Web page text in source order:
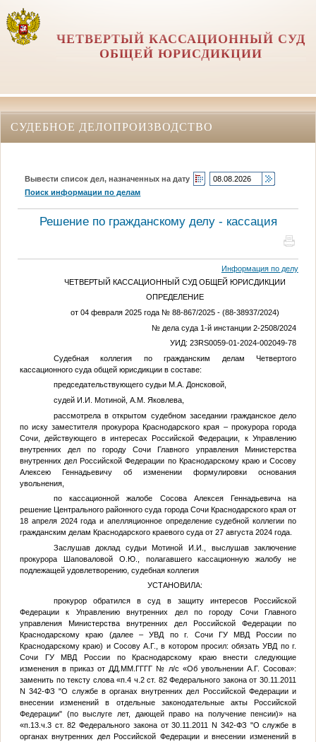
ЧЕТВЕРТЫЙ КАССАЦИОННЫЙ СУД
ОБЩЕЙ ЮРИСДИКЦИИ
СУДЕБНОЕ ДЕЛОПРОИЗВОДСТВО
Вывести список дел, назначенных на дату
Поиск информации по делам
Решение по гражданскому делу - кассация
Информация по делу
ЧЕТВЕРТЫЙ КАССАЦИОННЫЙ СУД ОБЩЕЙ ЮРИСДИКЦИИ
ОПРЕДЕЛЕНИЕ
от 04 февраля 2025 года № 88-867/2025 - (88-38937/2024)
№ дела суда 1-й инстанции 2-2508/2024
УИД: 23RS0059-01-2024-002049-78
Судебная коллегия по гражданским делам Четвертого
кассационного суда общей юрисдикции в составе:
председательствующего судьи М.А. Донсковой,
судей И.И. Мотиной, А.М. Яковлева,
рассмотрела в открытом судебном заседании гражданское дело
по иску заместителя прокурора Краснодарского края – прокурора города
Сочи, действующего в интересах Российской Федерации, к Управлению
внутренних дел по городу Сочи Главного управления Министерства
внутренних дел Российской Федерации по Краснодарскому краю и Сосову
Алексею Геннадьевичу об изменении формулировки основания
увольнения,
по кассационной жалобе Сосова Алексея Геннадьевича на
решение Центрального районного суда города Сочи Краснодарского края от
18 апреля 2024 года и апелляционное определение судебной коллегии по
гражданским делам Краснодарского краевого суда от 27 августа 2024 года.
Заслушав доклад судьи Мотиной И.И., выслушав заключение
прокурора Шаповаловой О.Ю., полагавшего кассационную жалобу не
подлежащей удовлетворению, судебная коллегия
УСТАНОВИЛА:
прокурор обратился в суд в защиту интересов Российской
Федерации к Управлению внутренних дел по городу Сочи Главного
управления Министерства внутренних дел Российской Федерации по
Краснодарскому краю (далее – УВД по г. Сочи ГУ МВД России по
Краснодарскому краю) и Сосову А.Г., в котором просил: обязать УВД по г.
Сочи ГУ МВД России по Краснодарскому краю внести следующие
изменения в приказ от ДД.ММ.ГГГГ № л/с «Об увольнении А.Г. Сосова»:
заменить по тексту слова «п.4 ч.2 ст. 82 Федерального закона от 30.11.2011
N 342-ФЗ "О службе в органах внутренних дел Российской Федерации и
внесении изменений в отдельные законодательные акты Российской
Федерации" (по выслуге лет, дающей право на получение пенсии)» на
«п.13.ч.3 ст. 82 Федерального закона от 30.11.2011 N 342-ФЗ "О службе в
органах внутренних дел Российской Федерации и внесении изменений в